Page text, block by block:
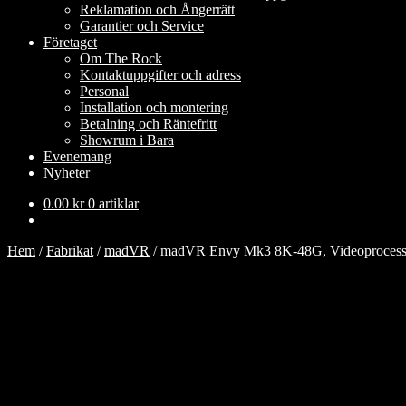
Reklamation och Ångerrätt
Garantier och Service
Företaget
Om The Rock
Kontaktuppgifter och adress
Personal
Installation och montering
Betalning och Räntefritt
Showrum i Bara
Evenemang
Nyheter
0.00 kr 0 artiklar
Hem /Fabrikat /madVR /madVR Envy Mk3 8K-48G,